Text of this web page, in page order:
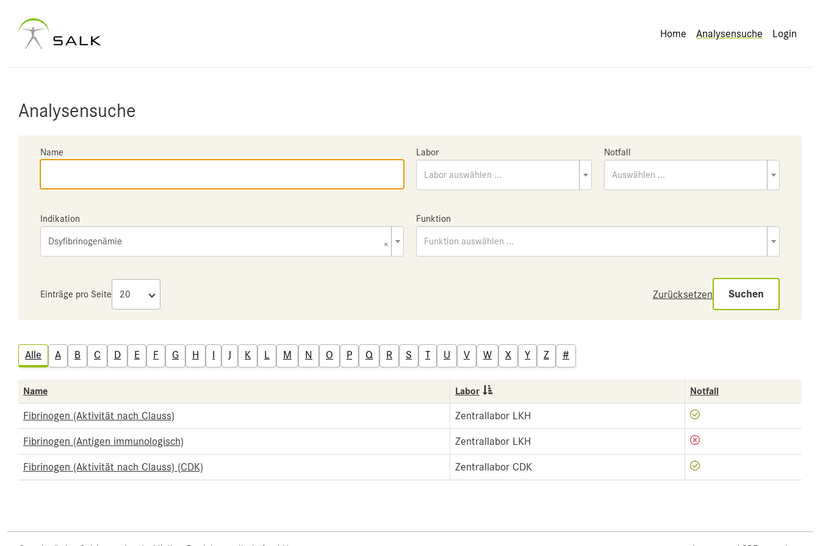
Home Analysensuche Login
Analysensuche
Name Labor
Labor auswählen ...
Notfall
Auswählen ...
Indikation
×
Dsyfibrinogenämie
Funktion
Funktion auswählen ...
Einträge pro Seite Zurücksetzen Suchen
Alle A B C D E F G H I J K L M N O P Q R S T U V W X Y Z #
Name Labor Notfall
Fibrinogen (Aktivität nach Clauss) Zentrallabor LKH
Fibrinogen (Antigen immunologisch) Zentrallabor LKH
Fibrinogen (Aktivität nach Clauss) (CDK) Zentrallabor CDK